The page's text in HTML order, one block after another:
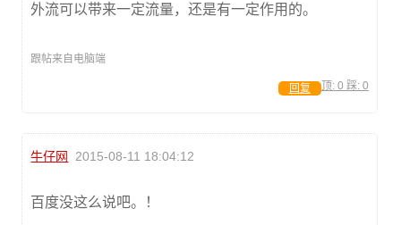
外流可以带来一定流量，还是有一定作用的。
跟帖来自电脑端
顶: 0 踩: 0
回复
牛仔网 2015-08-11 18:04:12
百度没这么说吧。！